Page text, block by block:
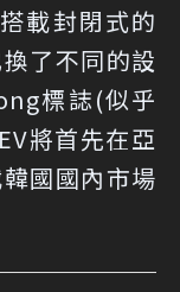
載封閉式的
了不同的設
標誌(似乎
將首先在亞
國國內市場